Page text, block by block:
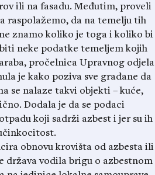
ili na fasadu. Međutim, proveli
raspolažemo, da na temelju tih
znamo koliko je toga i koliko bi
neke podatke temeljem kojih
pročelnica Upravnog odjela
je kako poziva sve građane da
se nalaze takvi objekti – kuće,
Dodala je da se podaci
koji sadrži azbest i jer su ih
obnovu krovišta od azbesta ili
država vodila brigu o azbestnom